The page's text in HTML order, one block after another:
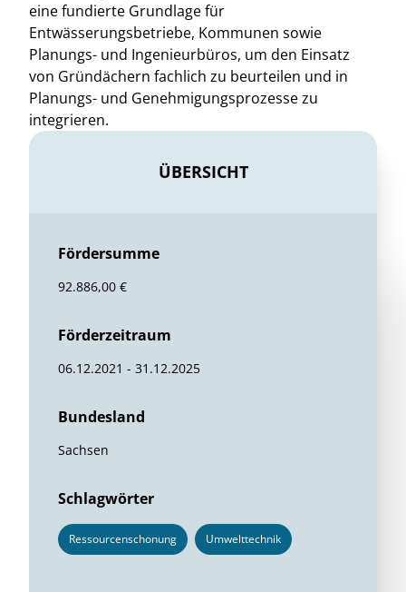
eine fundierte Grundlage für
Entwässerungsbetriebe, Kommunen sowie
Planungs- und Ingenieurbüros, um den Einsatz
von Gründächern fachlich zu beurteilen und in
Planungs- und Genehmigungsprozesse zu
integrieren.
ÜBERSICHT
Fördersumme
92.886,00 €
Förderzeitraum
06.12.2021 - 31.12.2025
Bundesland
Sachsen
Schlagwörter
Ressourcenschonung Umwelttechnik